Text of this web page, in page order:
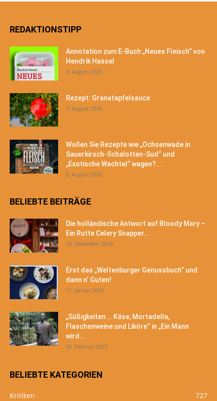
REDAKTIONSTIPP
Annotation zum E-Buch „Neues Fleisch“ von
Hendrik Hassel
8. August 2026
Rezept: Granatapfelsauce
7. August 2026
Wollen Sie Rezepte wie „Ochsenwade in
Sauerkirsch-Schalotten-Sud“ und
„Exotische Wachtel“ wagen?...
6. August 2026
BELIEBTE BEITRÄGE
Die holländische Antwort auf Bloody Mary –
Ein Rutte Celery Snapper...
10. Dezember 2018
Erst das „Weltenburger Genussbuch“ und
dann n‘ Guten!
11. Januar 2023
„Süßigkeiten … Käse, Mortadella,
Flaschenweine und Liköre“ in „Ein Mann
wird...
26. Februar 2023
BELIEBTE KATEGORIEN
Kritiken
727